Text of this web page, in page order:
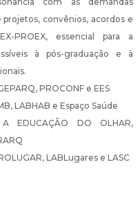
convênios, acordos e
PROEX, essencial para a
à pós-graduação e à
PROCONF e EES
LABHAB e Espaço Saúde
EDUCAÇÃO DO OLHAR,
LABLugares e LASC